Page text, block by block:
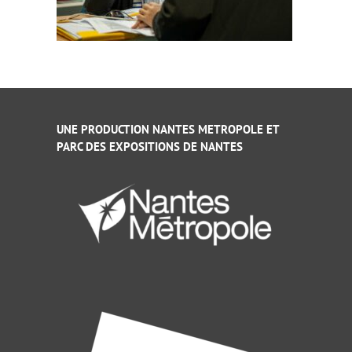
UNE PRODUCTION NANTES METROPOLE ET
PARC DES EXPOSITIONS DE NANTES